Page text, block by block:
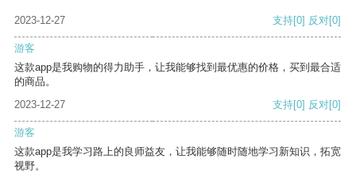
2023-12-27 支持[0] 反对[0]
游客
这款app是我购物的得力助手，让我能够找到最优惠的价格，买到最合适
的商品。
2023-12-27
支持[0] 反对[0]
游客
这款app是我学习路上的良师益友，让我能够随时随地学习新知识，拓宽
视野。